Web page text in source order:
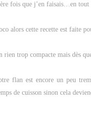
fois que j’en faisais…en
alors cette recette est faite
rien trop compacte mais dès
flan est encore un peu
de cuisson sinon cela